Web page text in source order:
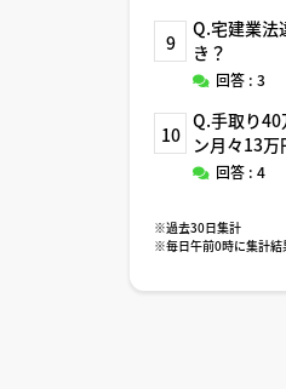
9
Q.宅建業法
き？
回答 : 3
10
Q.手取り
ン月々13万
回答 : 4
※過去30日集計
※毎日午前0時に集計結